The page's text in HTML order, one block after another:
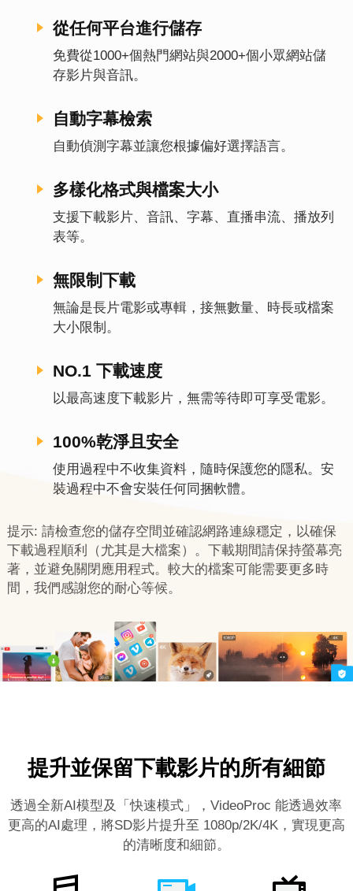
從任何平台進行儲存
免費從1000+個熱門網站與2000+個小眾網站儲
存影片與音訊。
自動字幕檢索
自動偵測字幕並讓您根據偏好選擇語言。
多樣化格式與檔案大小
支援下載影片、音訊、字幕、直播串流、播放列
表等。
無限制下載
無論是長片電影或專輯，接無數量、時長或檔案
大小限制。
NO.1 下載速度
以最高速度下載影片，無需等待即可享受電影。
100%乾淨且安全
使用過程中不收集資料，隨時保護您的隱私。安
裝過程中不會安裝任何同捆軟體。
提示: 請檢查您的儲存空間並確認網路連線穩定，以確保
下載過程順利（尤其是大檔案）。下載期間請保持螢幕亮
著，並避免關閉應用程式。較大的檔案可能需要更多時
間，我們感謝您的耐心等候。
提升並保留下載影片的所有細節
透過全新AI模型及「快速模式」，VideoProc 能透過效率
更高的AI處理，將SD影片提升至 1080p/2K/4K，實現更高
的清晰度和細節。